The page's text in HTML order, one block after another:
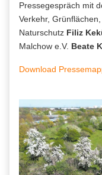
Pressegespräch mit
Verkehr,
Naturschutz Filiz
Malchow e.V. Beate
Download